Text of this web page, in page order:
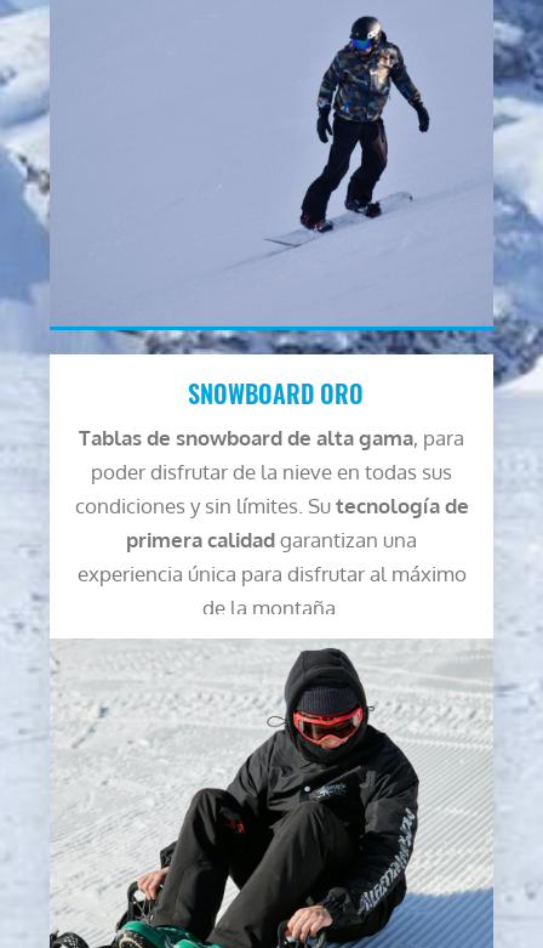
SNOWBOARD ORO
Tablas de snowboard de alta gama, para
poder disfrutar de la nieve en todas sus
condiciones y sin límites. Sutecnología de
primera calidadgarantizan una
experiencia única para disfrutar al máximo
de la montaña.